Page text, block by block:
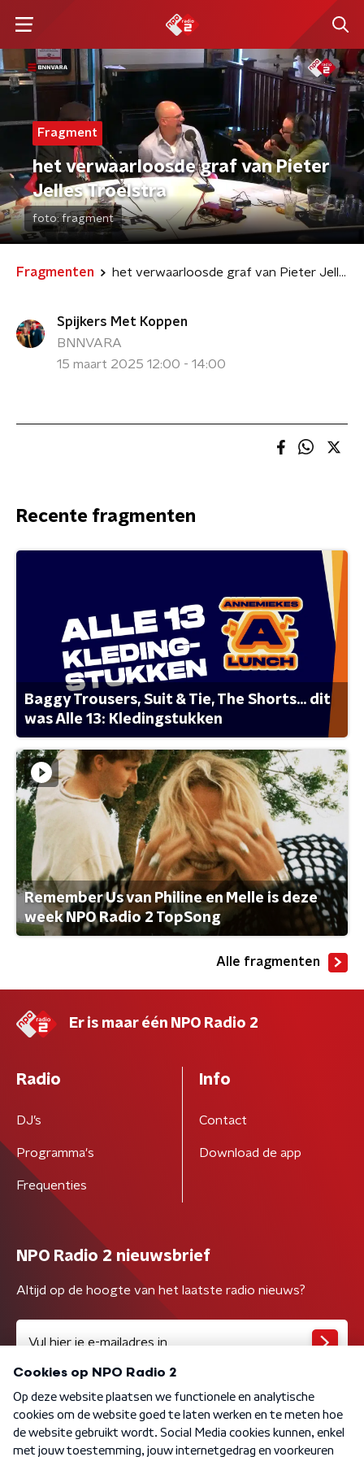
Fragment
het verwaarloosde graf van Pieter
Jelles Troelstra
foto:fragment
Fragmenten het verwaarloosde graf van Pieter Jelles Troelstra
Spijkers Met Koppen
BNNVARA
15 maart 2025 12:00 - 14:00
Recente fragmenten
Baggy Trousers, Suit & Tie, The Shorts... dit
was Alle 13: Kledingstukken
Remember Us van Philine en Melle is deze
week NPO Radio 2 TopSong
Alle fragmenten
Er is maar één NPO Radio 2
Radio
DJ’s
Programma's
Frequenties
Info
Contact
Download de app
NPO Radio 2 nieuwsbrief
Altijd op de hoogte van het laatste radio nieuws?
Algemene voorwaarden